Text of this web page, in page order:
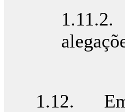
1.11.2.
1.12. Em